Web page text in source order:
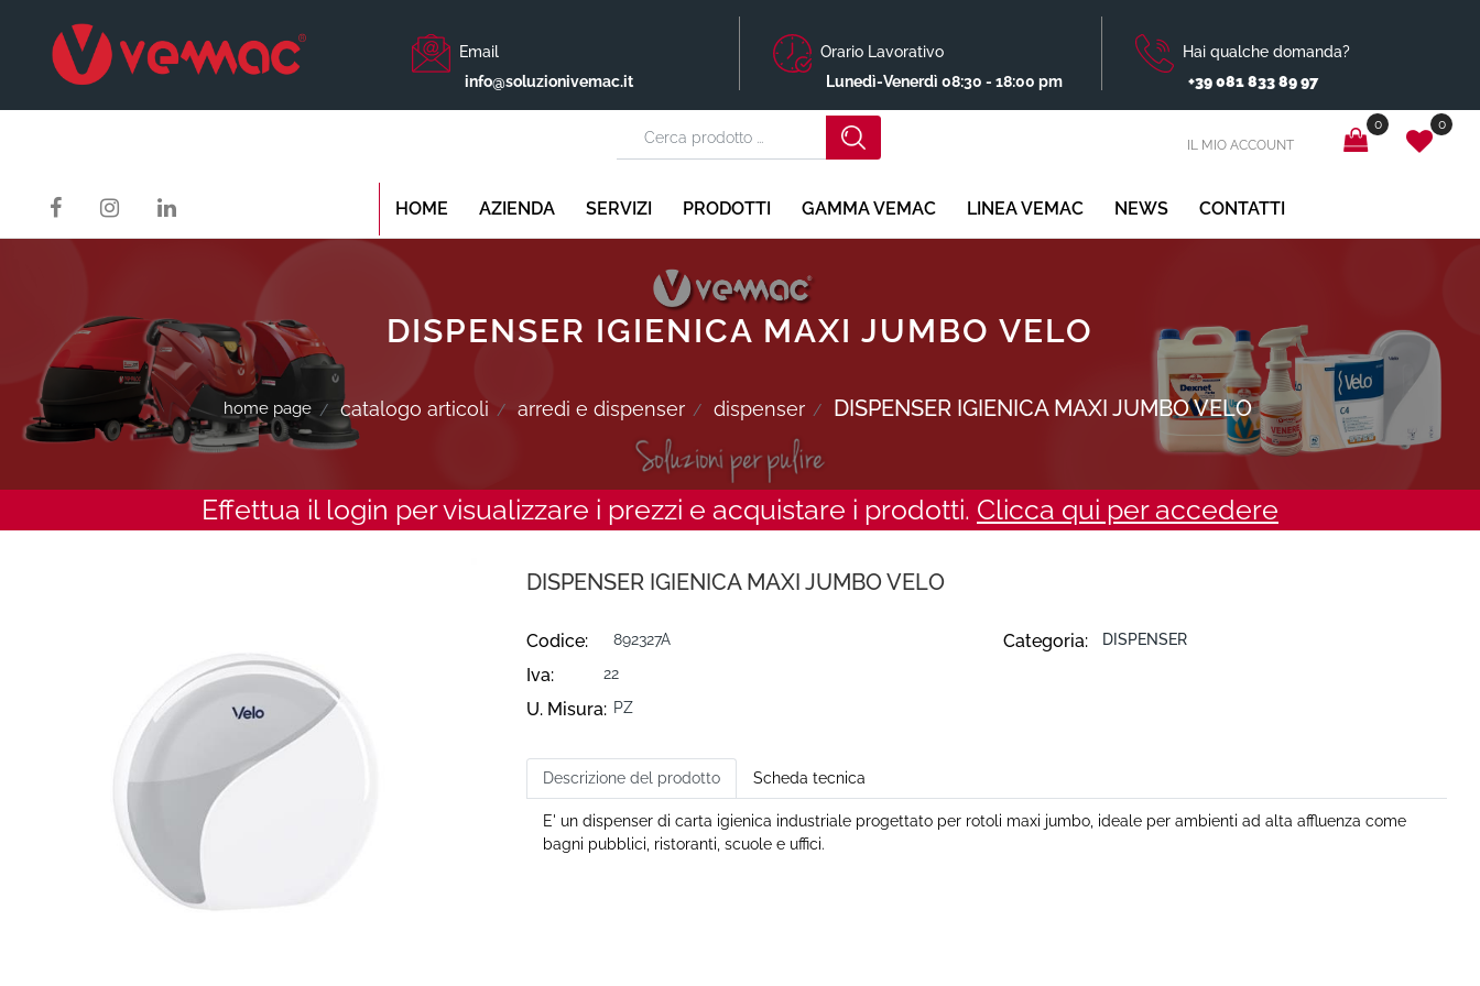
Email
info@soluzionivemac.it
Orario Lavorativo
Lunedì-Venerdì 08:30 - 18:00 pm
Hai qualche domanda?
+39 081 833 89 97
IL MIO ACCOUNT
0 0
HOME AZIENDA SERVIZI PRODOTTI GAMMA VEMAC LINEA VEMAC NEWS CONTATTI
DISPENSER IGIENICA MAXI JUMBO VELO
home page catalogo articoli arredi e dispenser dispenser DISPENSER IGIENICA MAXI JUMBO VELO
Effettua il login per visualizzare i prezzi e acquistare i prodotti. Clicca qui per accedere
DISPENSER IGIENICA MAXI JUMBO VELO
Codice: 892327A
Iva: 22
U. Misura: PZ
Categoria: DISPENSER
Descrizione del prodotto Scheda tecnica
E' un dispenser di carta igienica industriale progettato per rotoli maxi jumbo, ideale per ambienti ad alta affluenza come
bagni pubblici, ristoranti, scuole e uffici.